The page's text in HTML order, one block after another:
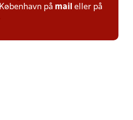
på mail eller på